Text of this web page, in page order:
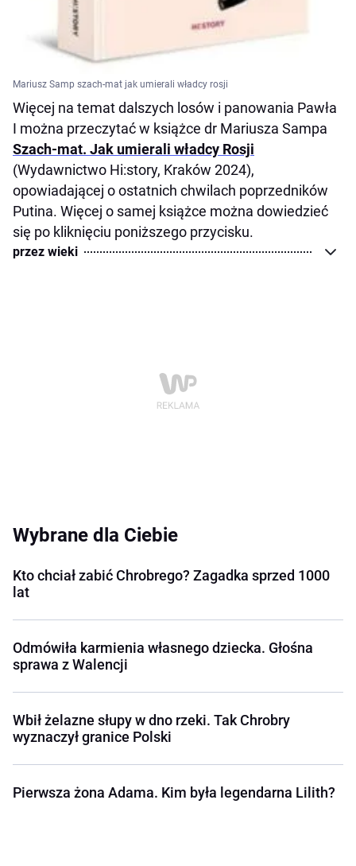
Mariusz Samp szach-mat jak umierali władcy rosji
Więcej na temat dalszych losów i panowania Pawła
I można przeczytać w książce dr Mariusza Sampa
Szach-mat. Jak umierali władcy Rosji
(Wydawnictwo Hi:story, Kraków 2024),
opowiadającej o ostatnich chwilach poprzedników
Putina. Więcej o samej książce można dowiedzieć
się po kliknięciu poniższego przycisku.
przez wieki
Wybrane dla Ciebie
Kto chciał zabić Chrobrego? Zagadka sprzed 1000
lat
Odmówiła karmienia własnego dziecka. Głośna
sprawa z Walencji
Wbił żelazne słupy w dno rzeki. Tak Chrobry
wyznaczył granice Polski
Pierwsza żona Adama. Kim była legendarna Lilith?